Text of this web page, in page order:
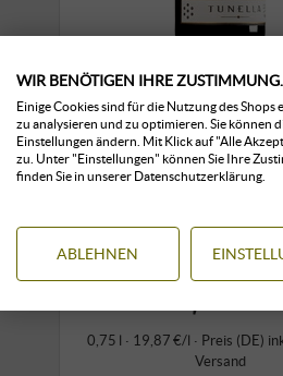
Merlot Friuli Colli
DOC 2024
Tunella | Friaul
14,90
0,75 l · 19,87 €/l · Preis (DE)
Versand
WIR BENÖTIGEN IHRE ZUSTIMMUNG.
Einige Cookies sind für die Nutzung des
zu analysieren und zu optimieren. Sie können
Einstellungen ändern. Mit Klick auf "Alle
zu. Unter "Einstellungen" können Sie Ihre
finden Sie in unserer Datenschutzerklärung.
ABLEHNEN